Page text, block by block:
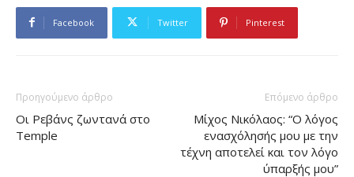
Facebook Twitter Pinterest
Προηγούμενο άρθρο
Οι Ρεβάνς ζωντανά στο
Temple
Επόμενο άρθρο
Μίχος Νικόλαος: “Ο λόγος
ενασχόλησής μου με την
τέχνη αποτελεί και τον λόγο
ύπαρξής μου”